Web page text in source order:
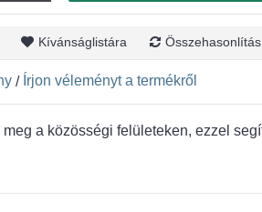
Kívánságlistára Összehasonlítás
/ Írjon véleményt a termékről
a közösségi felületeken, ezzel